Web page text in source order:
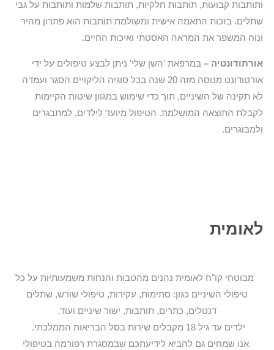
ותותבות קבועות, תותבות חלקיות, תותבות שלמות ותותבות על גבי
שתלים. בזכות התאמה אישית ומשולמת תותבות הוא פתרון מהיר
ונוח המשפר את המראה האסטתי ואיכות החיים.
אורתודונטיה – במרפאת 'השן שלי' ניתן לבצע טיפולים על ידי
אורטודונט מנוסה מזה 20 שנה בכל סוגיה הליקויים הסגר ועמדה
לא תקינה של השיניים, תוך כדי שימוש במגוון שיטות הקיימות
לקבלת התוצאה המושלמת. הטיפול מיועד לילדים, למתבגרים
ולמבוגרים.
לאומית
מבוטחי קו"ח לאומית נהנים מהטבות והנחות משמעותיות על כל
טיפולי השיניים כגון: סתימות, עקירות, טיפולי שורש, שתלים
דנטלים, כתרים, תותבות, ישור שיניים ועוד.
ילדים עד גיל 18 מקבלים שירות בסל הבריאות הממלכתי.
אנו שמחים גם להביא לידיעתכם שבמסגרת רפורמה בטיפולי